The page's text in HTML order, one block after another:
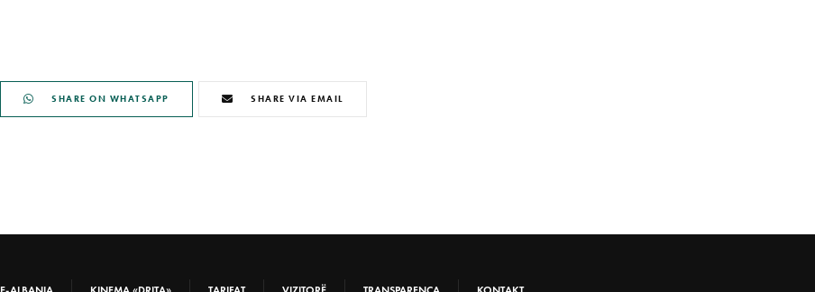
SHARE ON WHATSAPP SHARE VIA EMAIL
E-ALBANIA KINEMA «DRITA» TARIFAT VIZITORË TRANSPARENCA KONTAKT